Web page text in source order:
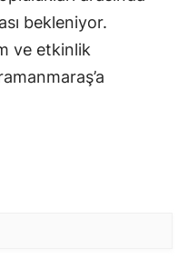
bekleniyor.
ve etkinlik